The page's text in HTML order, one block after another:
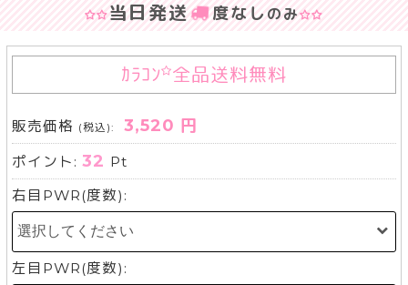
当日発送 度なし のみ
ｶﾗｺﾝ 全品送料無料
販売価格 (税込): 3,520 円
ポイント:32 Pt
右目PWR(度数):
左目PWR(度数):